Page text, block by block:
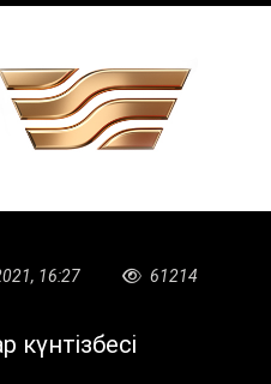
16:27 61214
күнтізбесі